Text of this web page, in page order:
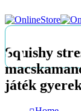
Squishy
játék